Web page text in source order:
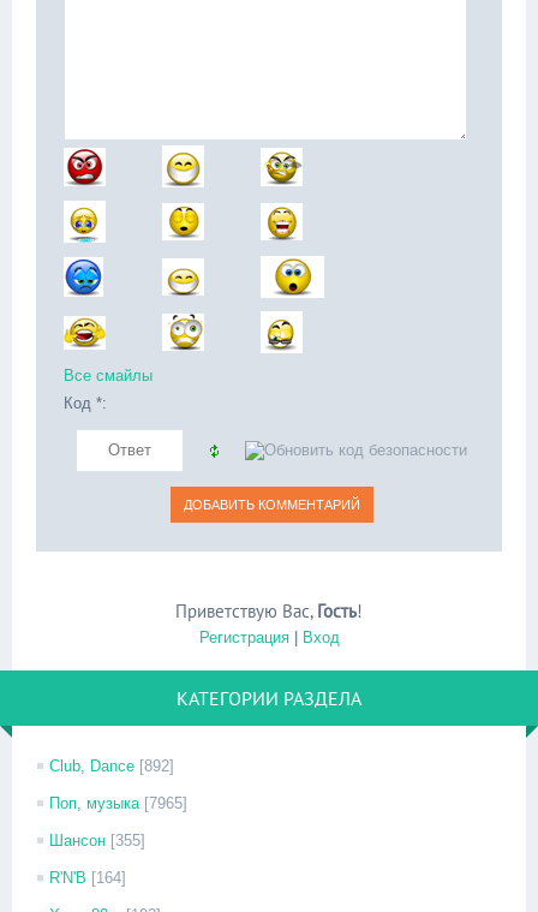
Все смайлы
Код *:
Приветствую Вас, Гость!
Регистрация| Вход
КАТЕГОРИИ РАЗДЕЛА
Club, Dance [892]
Поп, музыка [7965]
Шансон [355]
R'N'B [164]